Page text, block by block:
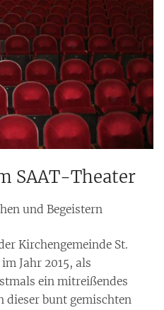
SAAT-Theater
und Begeistern
Kirchengemeinde St.
Jahr 2015, als
ein mitreißendes
bunt gemischten